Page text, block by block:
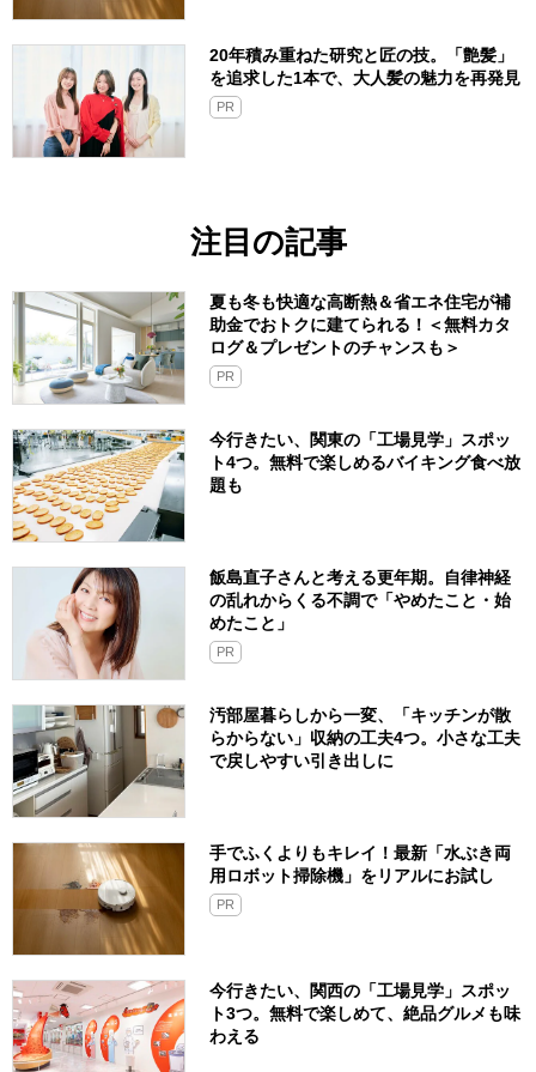
20年積み重ねた研究と匠の技。「艶髪」
を追求した1本で、大人髪の魅力を再発見
PR
注目の記事
夏も冬も快適な高断熱＆省エネ住宅が補
助金でおトクに建てられる！＜無料カタ
ログ＆プレゼントのチャンスも＞
PR
今行きたい、関東の「工場見学」スポッ
ト4つ。無料で楽しめるバイキング食べ放
題も
飯島直子さんと考える更年期。自律神経
の乱れからくる不調で「やめたこと・始
めたこと」
PR
汚部屋暮らしから一変、「キッチンが散
らからない」収納の工夫4つ。小さな工夫
で戻しやすい引き出しに
手でふくよりもキレイ！最新「水ぶき両
用ロボット掃除機」をリアルにお試し
PR
今行きたい、関西の「工場見学」スポッ
ト3つ。無料で楽しめて、絶品グルメも味
わえる